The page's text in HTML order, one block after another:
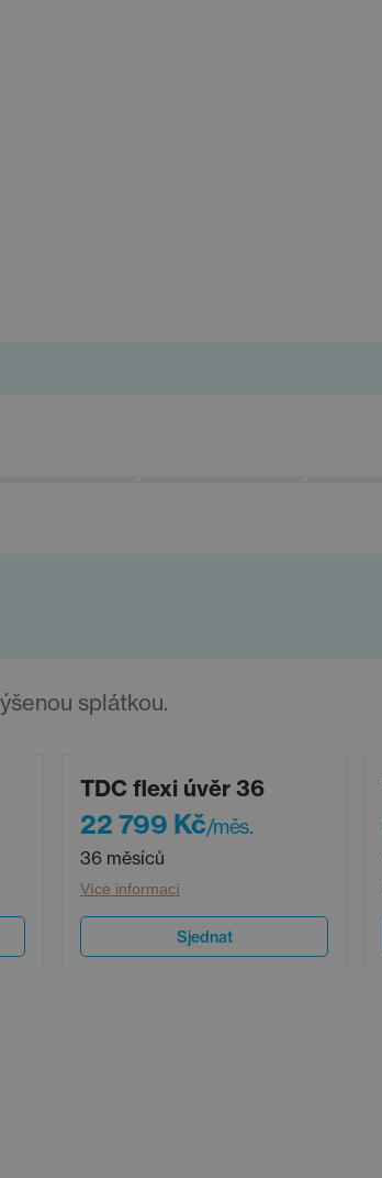
splátkou.
TDC flexi úvěr 36
22 799 Kč/měs.
36 měsíců
Více informací
Sjednat